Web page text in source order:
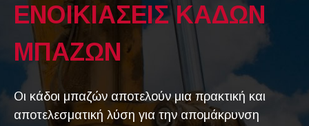
ΕΝΟΙΚΙΑΣΕΙΣ ΚΑΔΩΝ
ΜΠΑΖΩΝ
Οι κάδοι μπαζών αποτελούν μια πρακτική και
αποτελεσματική λύση για την απομάκρυνση